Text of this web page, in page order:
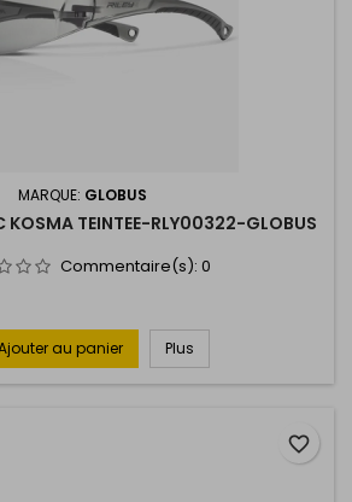
MARQUE: GLOBUS
KOSMA TEINTEE-RLY00322-GLOBUS
Commentaire(s): 0
au panier Plus
favorite_border